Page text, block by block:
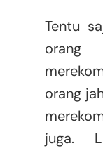
Tentu
orang
juga.